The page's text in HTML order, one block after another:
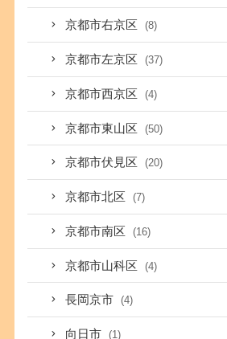
京都市右京区 (8)
京都市左京区 (37)
京都市西京区 (4)
京都市東山区 (50)
京都市伏見区 (20)
京都市北区 (7)
京都市南区 (16)
京都市山科区 (4)
長岡京市 (4)
向日市 (1)